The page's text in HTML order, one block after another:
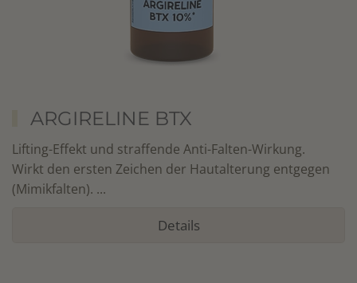
ARGIRELINE BTX
Lifting-Effekt und straffende Anti-Falten-Wirkung.
Wirkt den ersten Zeichen der Hautalterung entgegen
(Mimikfalten). ...
Details